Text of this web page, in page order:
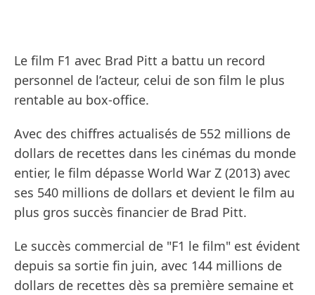
Le film F1 avec Brad Pitt a battu un record
personnel de l’acteur, celui de son film le plus
rentable au box-office.
Avec des chiffres actualisés de 552 millions de
dollars de recettes dans les cinémas du monde
entier, le film dépasse World War Z (2013) avec
ses 540 millions de dollars et devient le film au
plus gros succès financier de Brad Pitt.
Le succès commercial de "F1 le film" est évident
depuis sa sortie fin juin, avec 144 millions de
dollars de recettes dès sa première semaine et